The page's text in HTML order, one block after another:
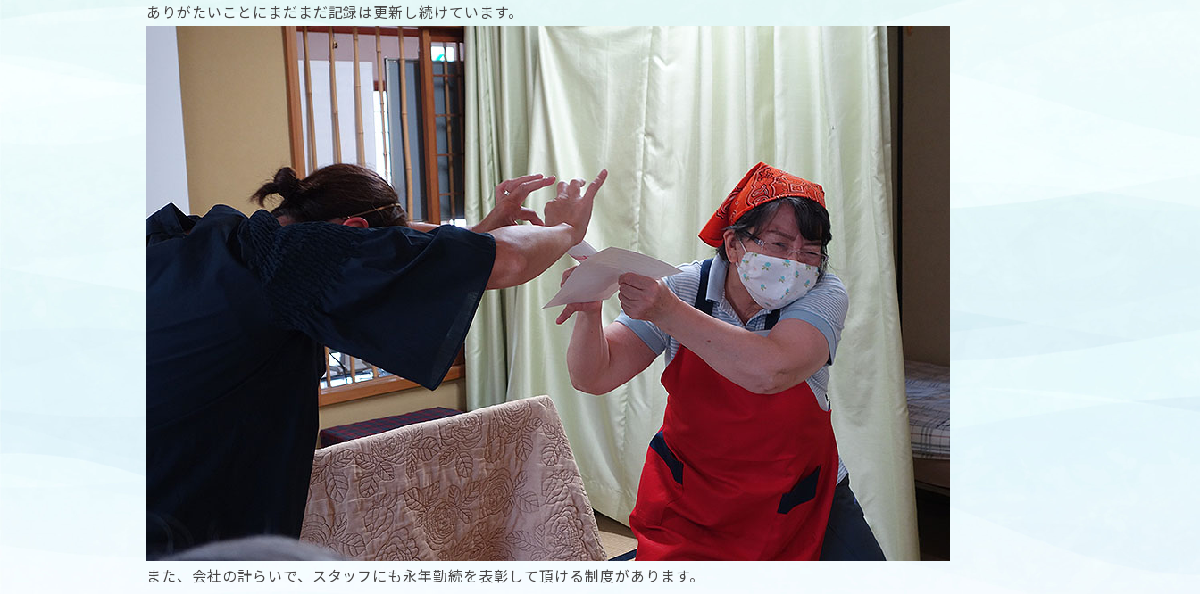
ありがたいことにまだまだ記録は更新し続けています。
また、会社の計らいで、スタッフにも永年勤続を表彰して頂ける制度があります。